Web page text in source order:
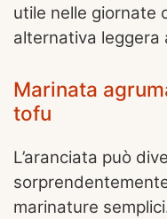
utile nelle giornate
alternativa leggera
Marinata
tofu
L’aranciata può
marinature